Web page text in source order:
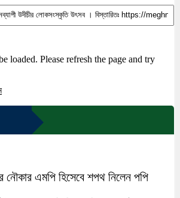
loaded. Please refresh the page and try
এমপি হিসেবে শপথ নিলেন পপি